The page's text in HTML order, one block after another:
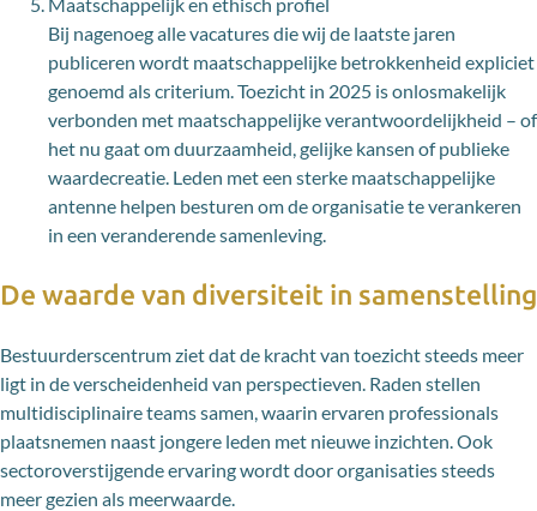
Bij nagenoeg alle vacatures die wij de laatste jaren
publiceren wordt maatschappelijke betrokkenheid expliciet
genoemd als criterium. Toezicht in 2025 is onlosmakelijk
verbonden met maatschappelijke verantwoordelijkheid – of
het nu gaat om duurzaamheid, gelijke kansen of publieke
waardecreatie. Leden met een sterke maatschappelijke
antenne helpen besturen om de organisatie te verankeren
in een veranderende samenleving.
De waarde van diversiteit in samenstelling
Bestuurderscentrum ziet dat de kracht van toezicht steeds meer
ligt in de verscheidenheid van perspectieven. Raden stellen
multidisciplinaire teams samen, waarin ervaren professionals
plaatsnemen naast jongere leden met nieuwe inzichten. Ook
sectoroverstijgende ervaring wordt door organisaties steeds
meer gezien als meerwaarde.